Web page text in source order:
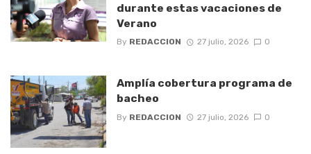
durante estas vacaciones de
Verano
By REDACCION 27 julio, 2026 0
Amplía cobertura programa de
bacheo
By REDACCION 27 julio, 2026 0